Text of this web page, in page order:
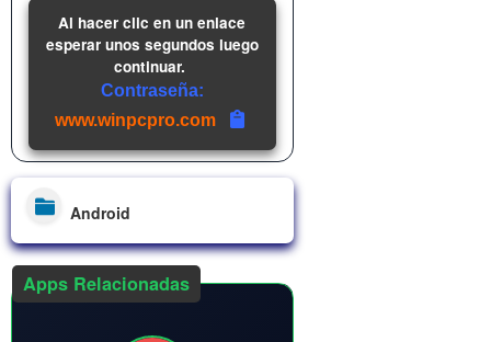
Al hacer clic en un enlace
esperar unos segundos luego
continuar.
Contraseña:
www.winpcpro.com
Android
Apps Relacionadas